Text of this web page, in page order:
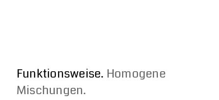
Funktionsweise. Homogene
Mischungen.